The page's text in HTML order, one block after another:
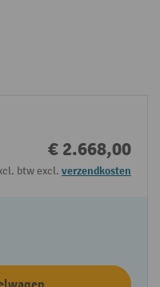
€ 2.668,00
btw excl. verzendkosten